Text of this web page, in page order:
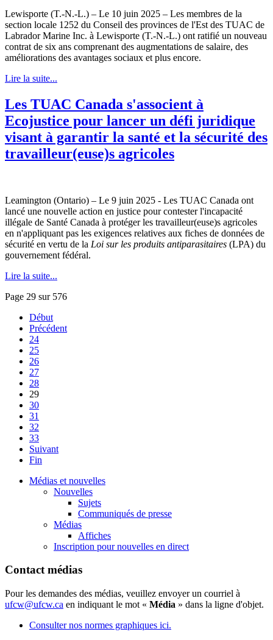
Lewisporte (T.-N.-L.) – Le 10 juin 2025 – Les membres de la
section locale 1252 du Conseil des provinces de l'Est des TUAC de
Labrador Marine Inc. à Lewisporte (T.-N.-L.) ont ratifié un nouveau
contrat de six ans comprenant des augmentations de salaire, des
améliorations des avantages sociaux et plus encore.
Lire la suite...
Les TUAC Canada s'associent à
Ecojustice pour lancer un défi juridique
visant à garantir la santé et la sécurité des
travailleur(euse)s agricoles
Leamington (Ontario) – Le 9 juin 2025 - Les TUAC Canada ont
lancé une nouvelle action en justice pour contester l'incapacité
illégale de Santé Canada à protéger les travailleur(euse)s agricoles
en n'appliquant pas les exigences relatives aux fiches de données de
sécurité en vertu de la Loi sur les produits antiparasitaires (LPA) du
gouvernement fédéral.
Lire la suite...
Page 29 sur 576
Début
Précédent
24
25
26
27
28
29
30
31
32
33
Suivant
Fin
Médias et nouvelles
Nouvelles
Sujets
Communiqués de presse
Médias
Affiches
Inscription pour nouvelles en direct
Contact médias
Pour les demandes des médias, veuillez envoyer un courriel à
ufcw@ufcw.ca en indiquant le mot « Média » dans la ligne d'objet.
Consulter nos normes graphiques ici.